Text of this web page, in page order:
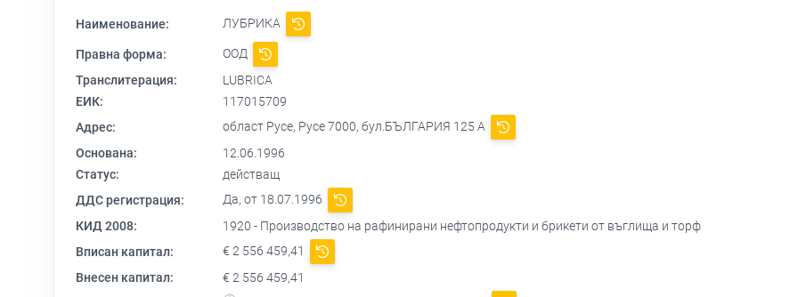
Наименование: ЛУБРИКА
Правна форма:
ООД
Транслитерация:
LUBRICA
ЕИК:
117015709
Адрес:
област Русе, Русе 7000, бул.БЪЛГАРИЯ 125 А
Основана:
12.06.1996
Статус:
действащ
ДДС регистрация:
Да, от 18.07.1996
КИД 2008:
1920 - Производство на рафинирани нефтопродукти и брикети от въглища и торф
Вписан капитал:
€ 2 556 459,41
Внесен капитал:
€ 2 556 459,41